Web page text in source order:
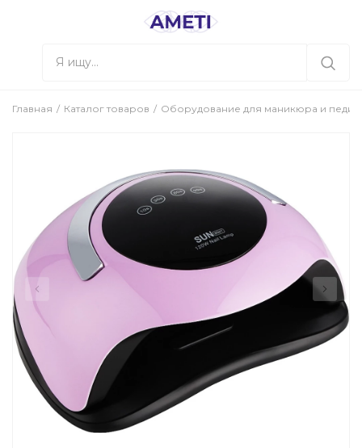
Главная Каталог товаров Оборудование для маникюра и